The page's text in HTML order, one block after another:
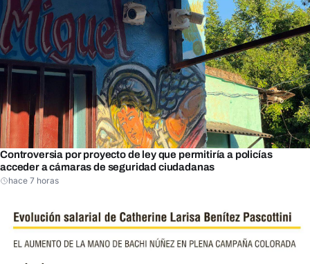
Controversia por proyecto de ley que permitiría a policías
acceder a cámaras de seguridad ciudadanas
hace 7 horas